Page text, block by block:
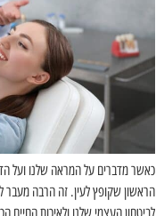
כאשר מדברים על המראה שלנו ועל
הראשון שקופץ לעין. זה הרבה מעבר